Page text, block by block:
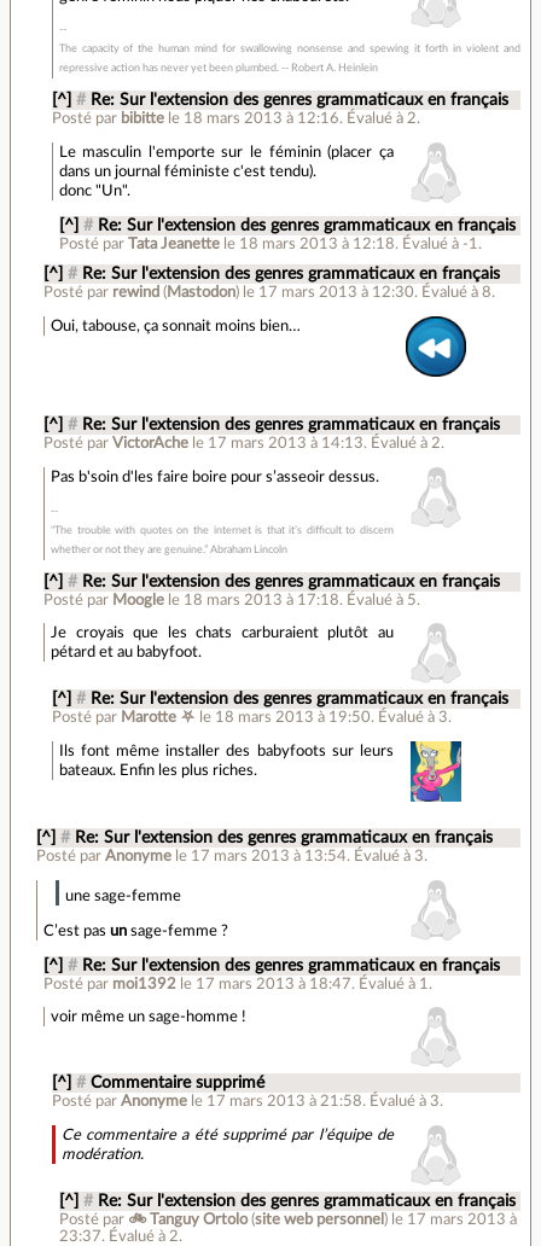
The capacity of the human mind for swallowing nonsense and spewing it forth in violent and
repressive action has never yet been plumbed. -- Robert A. Heinlein
[^] # Re: Sur l'extension des genres grammaticaux en français
Posté par bibitte le 18 mars 2013 à 12:16. Évalué à 2.
Le masculin l'emporte sur le féminin (placer ça
dans un journal féministe c'est tendu).
donc "Un".
[^] # Re: Sur l'extension des genres grammaticaux en français
Posté par Tata Jeanette le 18 mars 2013 à 12:18. Évalué à -1 .
[^] # Re: Sur l'extension des genres grammaticaux en français
Posté par rewind ( Mastodon) le 17 mars 2013 à 12:30. Évalué à8.
Oui, tabouse, ça sonnait moins bien…
[^] # Re: Sur l'extension des genres grammaticaux en français
Posté parVictorAche le 17 mars 2013 à 14:13. Évalué à 2.
Pas b'soin d'les faire boire pour s’asseoir dessus.
"The trouble with quotes on the internet is that it’s difficult to discern
whether or not they are genuine.” Abraham Lincoln
[^] # Re: Sur l'extension des genres grammaticaux en français
Posté par Moogle le 18 mars 2013 à 17:18. Évalué à 5.
Je croyais que les chats carburaient plutôt au
pétard et au babyfoot.
[^] # Re: Sur l'extension des genres grammaticaux en français
Posté par Marotte ⛧ le 18 mars 2013 à 19:50. Évalué à 3.
Ils font même installer des babyfoots sur leurs
bateaux. Enfin les plus riches.
[^] # Re: Sur l'extension des genres grammaticaux en français
Posté par Anonyme le 17 mars 2013 à 13:54. Évalué à 3.
une sage-femme
C’est pas unsage-femme ?
[^] # Re: Sur l'extension des genres grammaticaux en français
Posté par moi1392 le 17 mars 2013 à 18:47. Évalué à 1 .
voir même un sage-homme !
[^] # Commentaire supprimé
Posté par Anonyme le 17 mars 2013 à 21:58. Évalué à 3.
Ce commentaire a été supprimé par l’équipe de
modération.
[^] # Re: Sur l'extension des genres grammaticaux en français
Posté par 🚲 Tanguy Ortolo(site web personnel ) le 17 mars 2013 à
23:37. Évalué à 2.